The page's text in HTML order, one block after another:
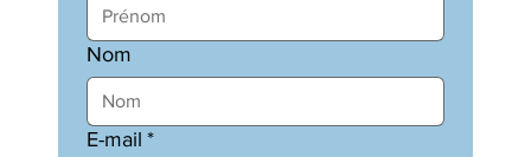
Nom
E-mail *